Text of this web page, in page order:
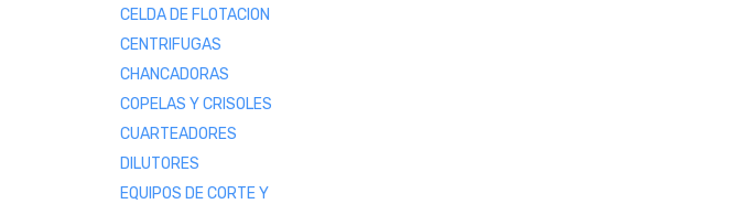
CELDA DE FLOTACION
CENTRIFUGAS
CHANCADORAS
COPELAS Y CRISOLES
CUARTEADORES
DILUTORES
EQUIPOS DE CORTE Y